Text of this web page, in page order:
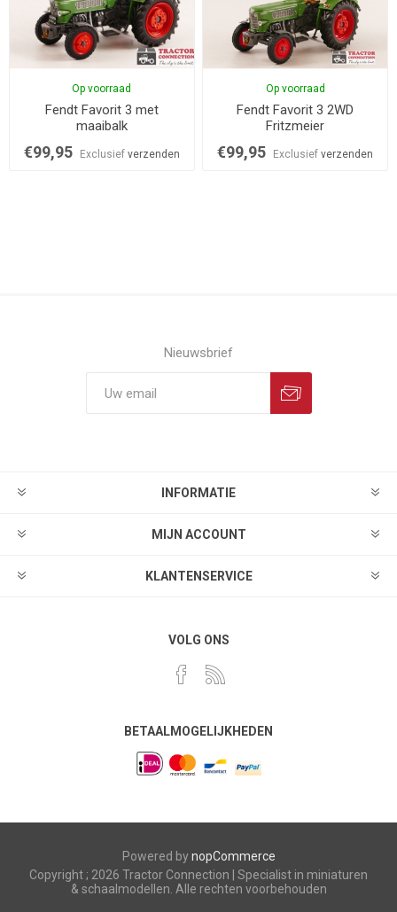
Op voorraad
Fendt Favorit 3 met
maaibalk
€99,95 Exclusief verzenden
Op voorraad
Fendt Favorit 3 2WD
Fritzmeier
€99,95 Exclusiefverzenden
Nieuwsbrief
INFORMATIE
MIJN ACCOUNT
KLANTENSERVICE
VOLG ONS
BETAALMOGELIJKHEDEN
Powered bynopCommerce
Copyright ; 2026 Tractor Connection | Specialist in miniaturen
& schaalmodellen. Alle rechten voorbehouden